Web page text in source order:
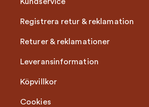
Registrera retur & reklamation
Returer & reklamationer
Leveransinformation
Köpvillkor
Cookies